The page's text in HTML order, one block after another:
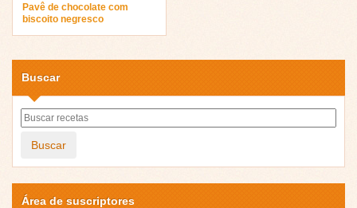
Pavê de chocolate com
biscoito negresco
Buscar
Buscar
Área de suscriptores